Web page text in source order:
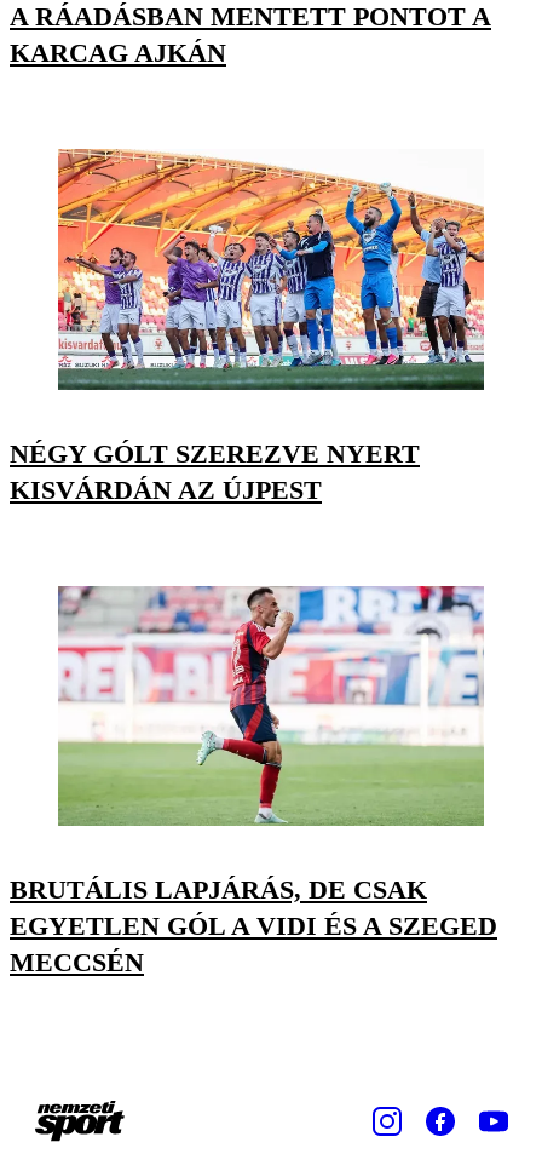
A RÁADÁSBAN MENTETT PONTOT A
KARCAG AJKÁN
NÉGY GÓLT SZEREZVE NYERT
KISVÁRDÁN AZ ÚJPEST
BRUTÁLIS LAPJÁRÁS, DE CSAK
EGYETLEN GÓL A VIDI ÉS A SZEGED
MECCSÉN